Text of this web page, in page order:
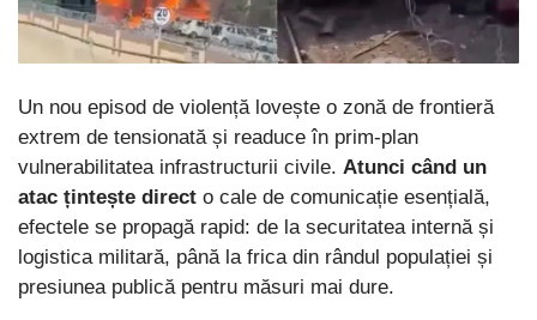
Un nou episod de violență lovește o zonă de frontieră
extrem de tensionată și readuce în prim-plan
vulnerabilitatea infrastructurii civile. Atunci când un
atac țintește direct o cale de comunicație esențială,
efectele se propagă rapid: de la securitatea internă și
logistica militară, până la frica din rândul populației și
presiunea publică pentru măsuri mai dure.